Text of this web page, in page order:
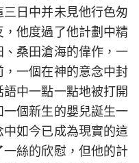
日中并未見他行色匆
他度過了他計劃中精
桑田滄海的偉作，一
一個在神的意念中封
中一點一點地被打開
個新生的嬰兒誕生一
如今已成為現實的這
絲的欣慰，但他的計